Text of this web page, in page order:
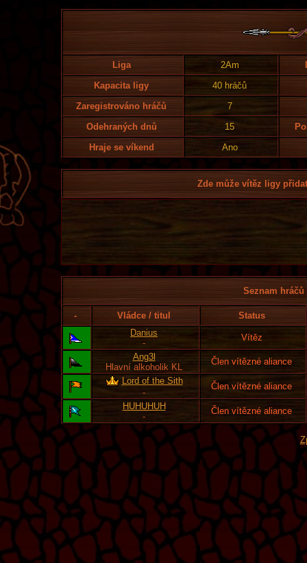
Liga 2Am
Kapacita ligy
40 hráčů
Zaregistrováno hráčů
7
Odehraných dnů
15
Hraje se víkend
Ano
Zde může vítěz ligy
Seznam
- Vládce / titul
Status
Danius
-
Vítěz
Ang3l
Hlavní alkoholik KL
Člen vítězné aliance
Lord of the Sith
-
Člen vítězné aliance
HUHUHUH
-
Člen vítězné aliance